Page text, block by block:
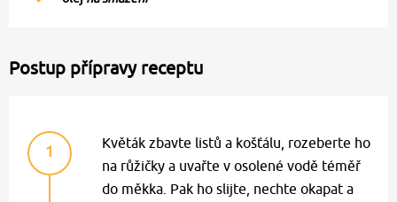
Postup přípravy receptu
1
Květák zbavte listů a košťálu, rozeberte ho
na růžičky a uvařte v osolené vodě téměř
do měkka. Pak ho slijte, nechte okapat a